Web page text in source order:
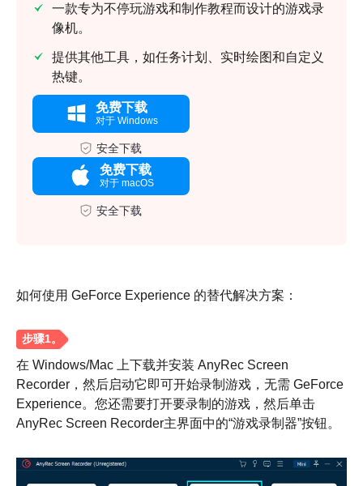
一款专为不停玩游戏和制作教程而设计的游戏录
像机。
提供其他工具，如任务计划、实时绘图和自定义
热键。
免费下载
对于 Windows
安全下载
免费下载
对于 macOS
安全下载
如何使用 GeForce Experience 的替代解决方案：
在 Windows/Mac 上下载并安装 AnyRec Screen
Recorder，然后启动它即可开始录制游戏，无需 GeForce
Experience。您还需要打开要录制的游戏，然后单击
AnyRec Screen Recorder主界面中的“游戏录制器”按钮。